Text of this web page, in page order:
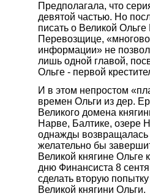
Предполагала, что
девятой частью. Но
писать о Великой Ольге
Перевозщице,
информации» не
лишь одной главой,
Ольге - первой
И в этом непростом
времен Ольги из дер.
Великого домена
Нарве, Балтике, озере
однажды возвращалась
желательно бы
Великой княгине
дню Финансиста 8
сделать вторую
Великой княгини Ольги.